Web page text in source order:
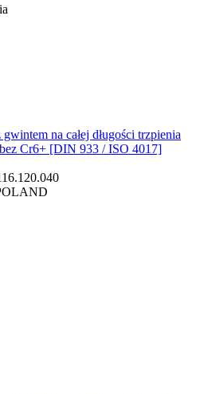
na całej długości trzpienia
Cr6+ [DIN 933 / ISO 4017]